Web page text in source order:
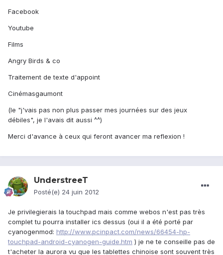
Facebook
Youtube
Films
Angry Birds & co
Traitement de texte d'appoint
Cinémasgaumont
(le "j'vais pas non plus passer mes journées sur des jeux
débiles", je l'avais dit aussi ^^)
Merci d'avance à ceux qui feront avancer ma reflexion !
UnderstreeT
Posté(e) 24 juin 2012
Je privilegierais la touchpad mais comme webos n'est pas très
complet tu pourra installer ics dessus (oui il a été porté par
cyanogenmod: http://www.pcinpact.com/news/66454-hp-
touchpad-android-cyanogen-guide.htm ) je ne te conseille pas de
t'acheter la aurora vu que les tablettes chinoise sont souvent très